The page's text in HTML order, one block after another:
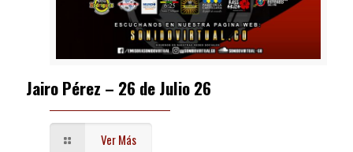
Jairo Pérez – 26 de Julio 26
Ver Más